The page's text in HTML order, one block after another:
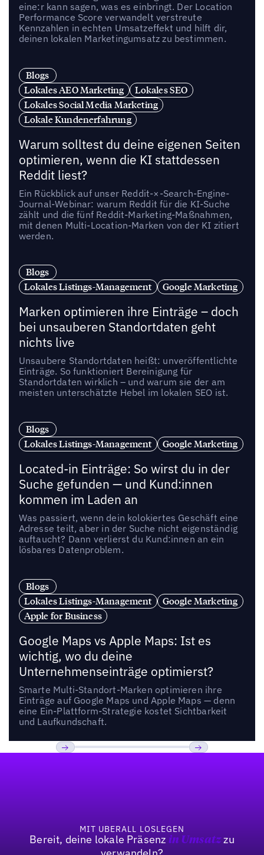
eine:r kann sagen, was es einbringt. Der Location
Performance Score verwandelt verstreute
Kennzahlen in echten Umsatzeffekt und hilft dir,
deinen lokalen Marketingumsatz zu bestimmen.
Blogs
Lokales AEO Marketing
Lokales SEO
Lokales Social Media Marketing
Lokale Kundenerfahrung
Warum solltest du deine eigenen Seiten
optimieren, wenn die KI stattdessen
Reddit liest?
Ein Rückblick auf unser Reddit-×-Search-Engine-
Journal-Webinar: warum Reddit für die KI-Suche
zählt und die fünf Reddit-Marketing-Maßnahmen,
mit denen Multi-Location-Marken von der KI zitiert
werden.
Blogs
Lokales Listings-Management
Google Marketing
Marken optimieren ihre Einträge – doch
bei unsauberen Standortdaten geht
nichts live
Unsaubere Standortdaten heißt: unveröffentlichte
Einträge. So funktioniert Bereinigung für
Standortdaten wirklich – und warum sie der am
meisten unterschätzte Hebel im lokalen SEO ist.
Blogs
Lokales Listings-Management
Google Marketing
Located-in Einträge: So wirst du in der
Suche gefunden — und Kund:innen
kommen im Laden an
Was passiert, wenn dein kolokiertes Geschäft eine
Adresse teilt, aber in der Suche nicht eigenständig
auftaucht? Dann verlierst du Kund:innen an ein
lösbares Datenproblem.
Blogs
Lokales Listings-Management
Google Marketing
Apple for Business
Google Maps vs Apple Maps: Ist es
wichtig, wo du deine
Unternehmenseinträge optimierst?
Smarte Multi-Standort-Marken optimieren ihre
Einträge auf Google Maps und Apple Maps — denn
eine Ein-Plattform-Strategie kostet Sichtbarkeit
und Laufkundschaft.
MIT UBERALL LOSLEGEN
Bereit, deine lokale Präsenz in Umsatzzu